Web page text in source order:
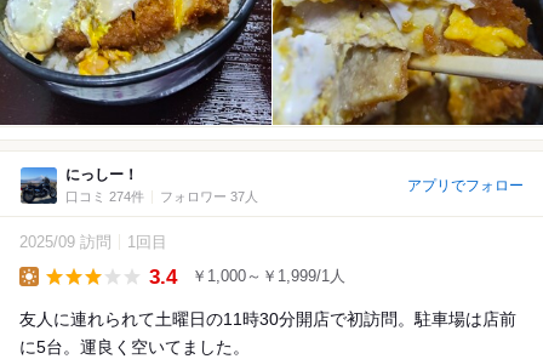
にっしー！
口コミ 274件 フォロワー 37人
アプリでフォロー
2025/09 訪問 1回目
3.4 ￥1,000～￥1,999/1人
友人に連れられて土曜日の11時30分開店で初訪問。駐車場は店前
に5台。運良く空いてました。